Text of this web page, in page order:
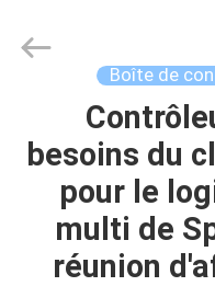
MAISON
PRODUITS
Technology
Boîte de
besoins du
pour le
multi de
réunion